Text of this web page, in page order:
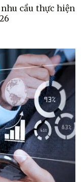
cầu thực hiện